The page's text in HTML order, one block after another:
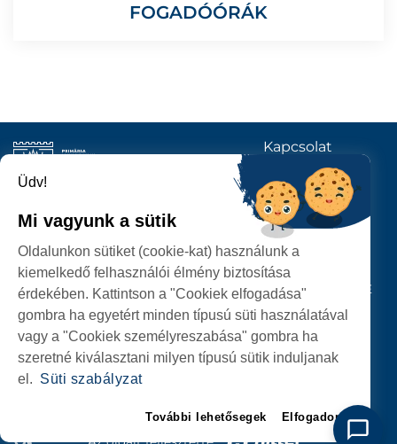
FOGADÓÓRÁK
SZEMÉLYES ADATOK VÉDELME
SZATMÁRNÉMETI
POLGÁRMESTERI HIVATAL
P-ȚA 25 OCTOMBRIE, NR. 1 CORP M, 440026 SATU MARE
Kapcsolat
KÖVESSENEK
Üdv!
Mi vagyunk a sütik
Oldalunkon sütiket (cookie-kat) használunk a
kiemelkedő felhasználói élmény biztosítása
érdekében. Kattintson a "Cookiek elfogadása"
gombra ha egyetért minden típusú süti használatával
vagy a "Cookiek személyreszabása" gombra ha
szeretné kiválasztani milyen típusú sütik induljanak
el. Süti szabályzat
További lehetősegek Elfogadom